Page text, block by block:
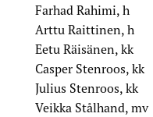
Farhad Rahimi, h
Arttu Raittinen, h
Eetu Räisänen, kk
Casper Stenroos, kk
Julius Stenroos, kk
Veikka Stålhand, mv